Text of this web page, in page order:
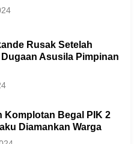
Rusak Setelah
Asusila Pimpinan
Komplotan Begal PIK 2
Diamankan Warga